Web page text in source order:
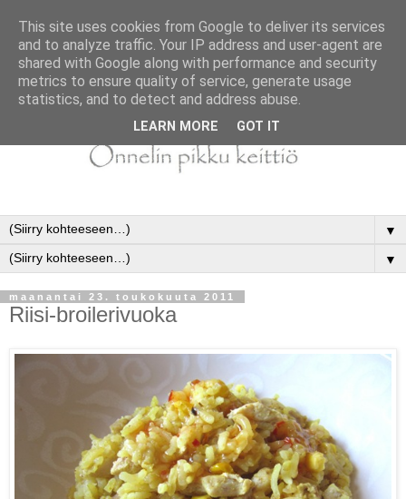
▼
▼
maanantai 23. toukokuuta 2011
Riisi-broilerivuoka
This site uses cookies from Google to deliver its services
and to analyze traffic. Your IP address and user-agent are
shared with Google along with performance and security
metrics to ensure quality of service, generate usage
statistics, and to detect and address abuse.
LEARN MORE GOT IT